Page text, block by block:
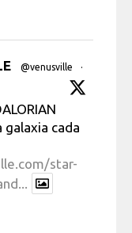
@venusville
·
galaxia cada
star-